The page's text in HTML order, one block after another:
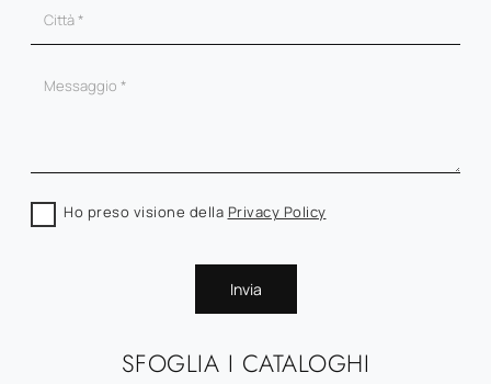
SFOGLIA I CATALOGHI
Ho preso visione della Privacy Policy
Invia